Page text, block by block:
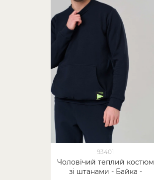
93401
Чоловічий теплий костюм
зі штанами - Байка -